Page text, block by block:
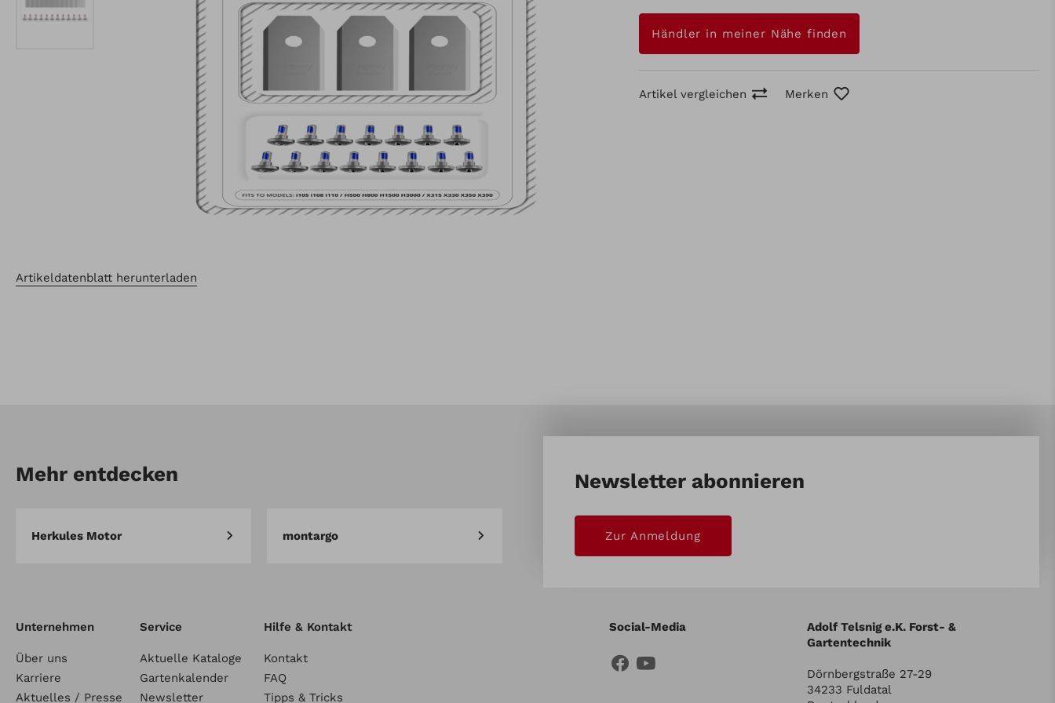
Artikeldatenblatt herunterladen
Händler in meiner Nähe finden
Artikel vergleichen Merken
Mehr entdecken
Herkules Motor montargo
Newsletter abonnieren
Zur Anmeldung
Unternehmen
Über uns
Karriere
Aktuelles / Presse
Service
Aktuelle Kataloge
Gartenkalender
Newsletter
Hilfe & Kontakt
Kontakt
FAQ
Tipps & Tricks
Social-Media
Adolf Telsnig e.K. Forst- &
Gartentechnik
Dörnbergstraße 27-29
34233 Fuldatal